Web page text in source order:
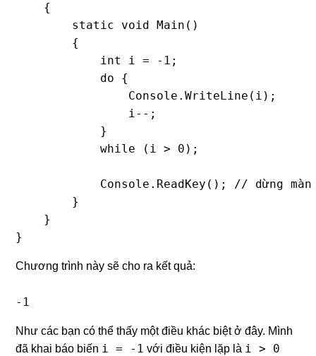
    {
        static void Main()
        {
            int i = -1;
            do {
                Console.WriteLine(i);
                i--;
            }
            while (i > 0);
Console.ReadKey(); // dừng màn
        }
    }
}
Chương trình này sẽ cho ra kết quả:
-1
Như các bạn có thể thấy một điều khác biệt ở đây. Mình
đã khai báo biến i = -1 với điều kiện lặp là i > 0